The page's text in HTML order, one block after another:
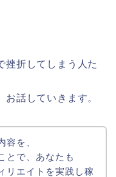
挫折してしまう人た
話していきます。
容を、
とで、あなたも
リエイトを実践し稼